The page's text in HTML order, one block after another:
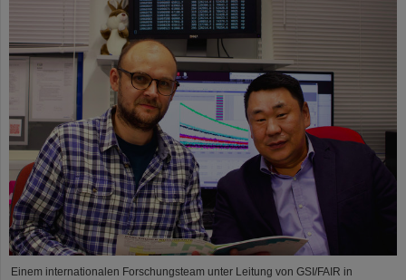
Einem internationalen Forschungsteam unter Leitung von GSI/FAIR in